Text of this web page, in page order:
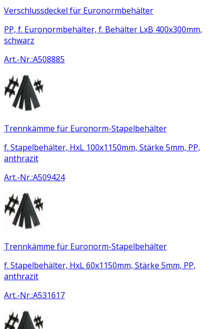
Verschlussdeckel für Euronormbehälter
PP, f. Euronormbehälter, f. Behälter LxB 400x300mm,
schwarz
Art.-Nr.:A508885
Trennkämme für Euronorm-Stapelbehälter
f. Stapelbehälter, HxL 100x1150mm, Stärke 5mm, PP,
anthrazit
Art.-Nr.:A509424
Trennkämme für Euronorm-Stapelbehälter
f. Stapelbehälter, HxL 60x1150mm, Stärke 5mm, PP,
anthrazit
Art.-Nr.:A531617